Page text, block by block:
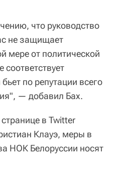
что руководство
не защищает
мере от политической
по репутации всего
— добавил Бах.
в Twitter
Клауэ, меры в
НОК Белоруссии носят